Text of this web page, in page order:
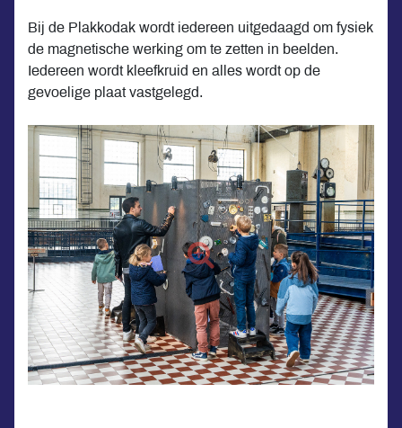
Bij de Plakkodak wordt iedereen uitgedaagd om fysiek
de magnetische werking om te zetten in beelden.
Iedereen wordt kleefkruid en alles wordt op de
gevoelige plaat vastgelegd.